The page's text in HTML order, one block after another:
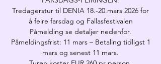
Tredagerstur til DENIA 18.-20.mars 2026 for
å feire farsdag og Fallasfestivalen
Påmelding se detaljer nedenfor.
Påmeldingsfrist: 11 mars – Betaling tidligst 1
mars og senest 11 mars.